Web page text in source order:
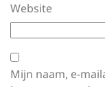
Website
Mijn naam, e-